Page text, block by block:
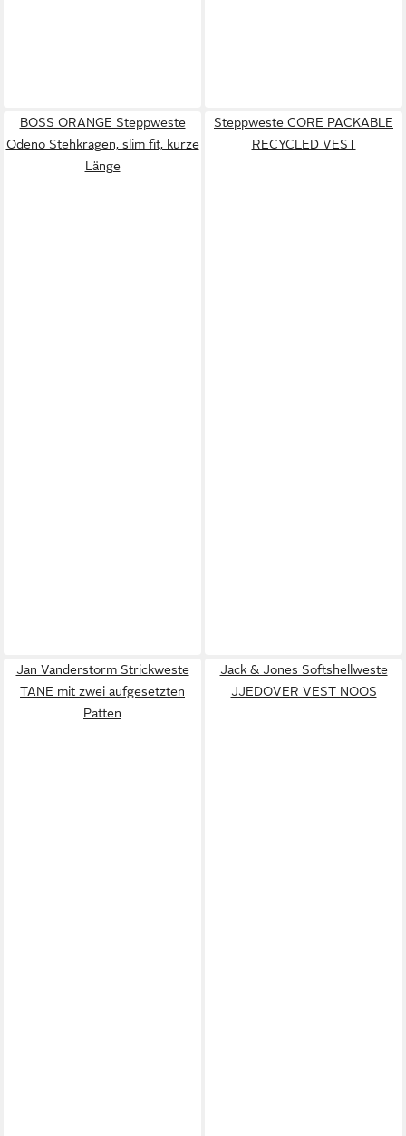
BOSS ORANGE Steppweste
Odeno Stehkragen, slim fit, kurze
Länge
Steppweste CORE PACKABLE
RECYCLED VEST
Jan Vanderstorm Strickweste
TANE mit zwei aufgesetzten
Patten
Jack & Jones Softshellweste
JJEDOVER VEST NOOS